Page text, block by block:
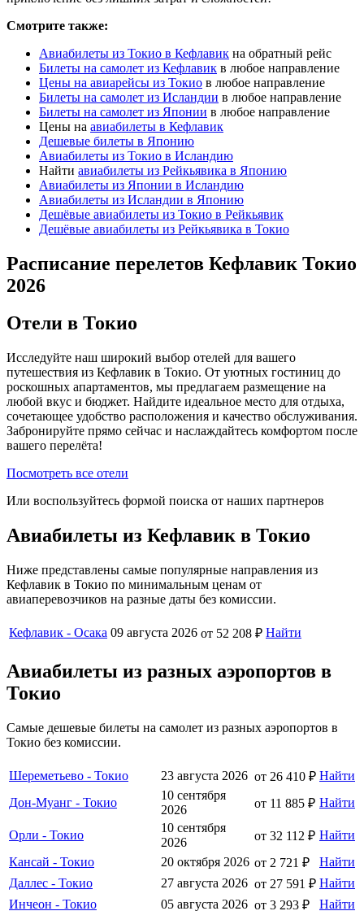
Смотрите также:
Авиабилеты из Токио в Кефлавик на обратный рейс
Билеты на самолет из Кефлавик в любое направление
Цены на авиарейсы из Токио в любое направление
Билеты на самолет из Исландии в любое направление
Билеты на самолет из Японии в любое направление
Цены на авиабилеты в Кефлавик
Дешевые билеты в Японию
Авиабилеты из Токио в Исландию
Найти авиабилеты из Рейкьявика в Японию
Авиабилеты из Японии в Исландию
Авиабилеты из Исландии в Японию
Дешёвые авиабилеты из Токио в Рейкьявик
Дешёвые авиабилеты из Рейкьявика в Токио
Расписание перелетов Кефлавик Токио
2026
Отели в Токио
Исследуйте наш широкий выбор отелей для вашего
путешествия из Кефлавик в Токио. От уютных гостиниц до
роскошных апартаментов, мы предлагаем размещение на
любой вкус и бюджет. Найдите идеальное место для отдыха,
сочетающее удобство расположения и качество обслуживания.
Забронируйте прямо сейчас и наслаждайтесь комфортом после
вашего перелёта!
Посмотреть все отели
Или воспользуйтесь формой поиска от наших партнеров
Авиабилеты из Кефлавик в Токио
Ниже представлены самые популярные направления из
Кефлавик в Токио по минимальным ценам от
авиаперевозчиков на разные даты без комиссии.
Кефлавик - Осака 09 августа 2026 от 52 208 ₽ Найти
Авиабилеты из разных аэропортов в
Токио
Самые дешевые билеты на самолет из разных аэропортов в
Токио без комиссии.
Шереметьево - Токио 23 августа 2026 от 26 410 ₽ Найти
Дон-Муанг - Токио
10 сентября
2026
от 11 885 ₽ Найти
Орли - Токио
10 сентября
2026
от 32 112 ₽ Найти
Кансай - Токио
20 октября 2026 от 2 721 ₽
Найти
Даллес - Токио
27 августа 2026 от 27 591 ₽ Найти
Инчеон - Токио
05 августа 2026 от 3 293 ₽ Найти